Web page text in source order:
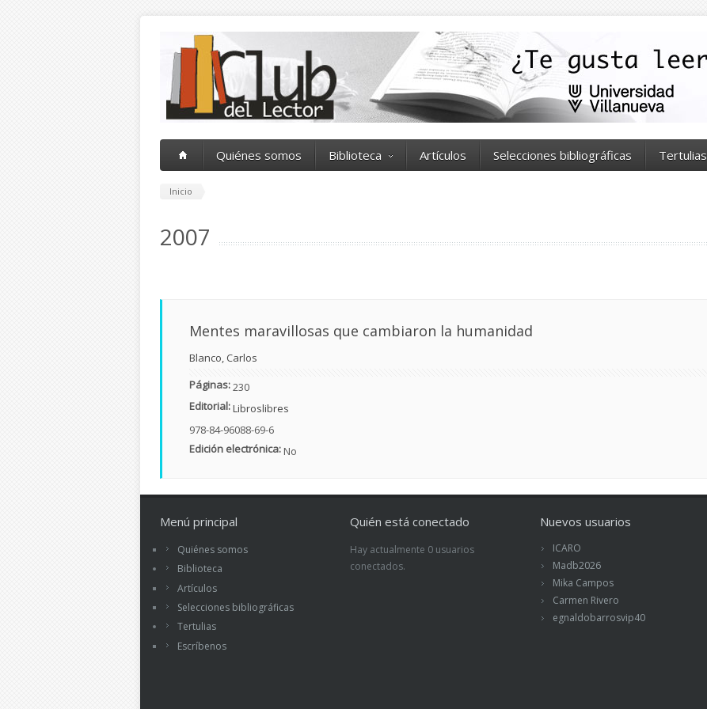
Quiénes somos Biblioteca Artículos Selecciones bibliográficas Tertulias
Inicio
2007
Mentes maravillosas que cambiaron la humanidad
Blanco, Carlos
Páginas:230
Editorial:Libroslibres
978-84-96088-69-6
Edición electrónica:No
Menú principal
Quiénes somos
Biblioteca
Artículos
Selecciones bibliográficas
Tertulias
Escríbenos
Quién está conectado
Hay actualmente 0 usuarios
conectados.
Nuevos usuarios
ICARO
Madb2026
Mika Campos
Carmen Rivero
egnaldobarrosvip40